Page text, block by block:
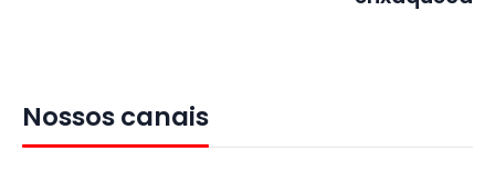
Nossos canais